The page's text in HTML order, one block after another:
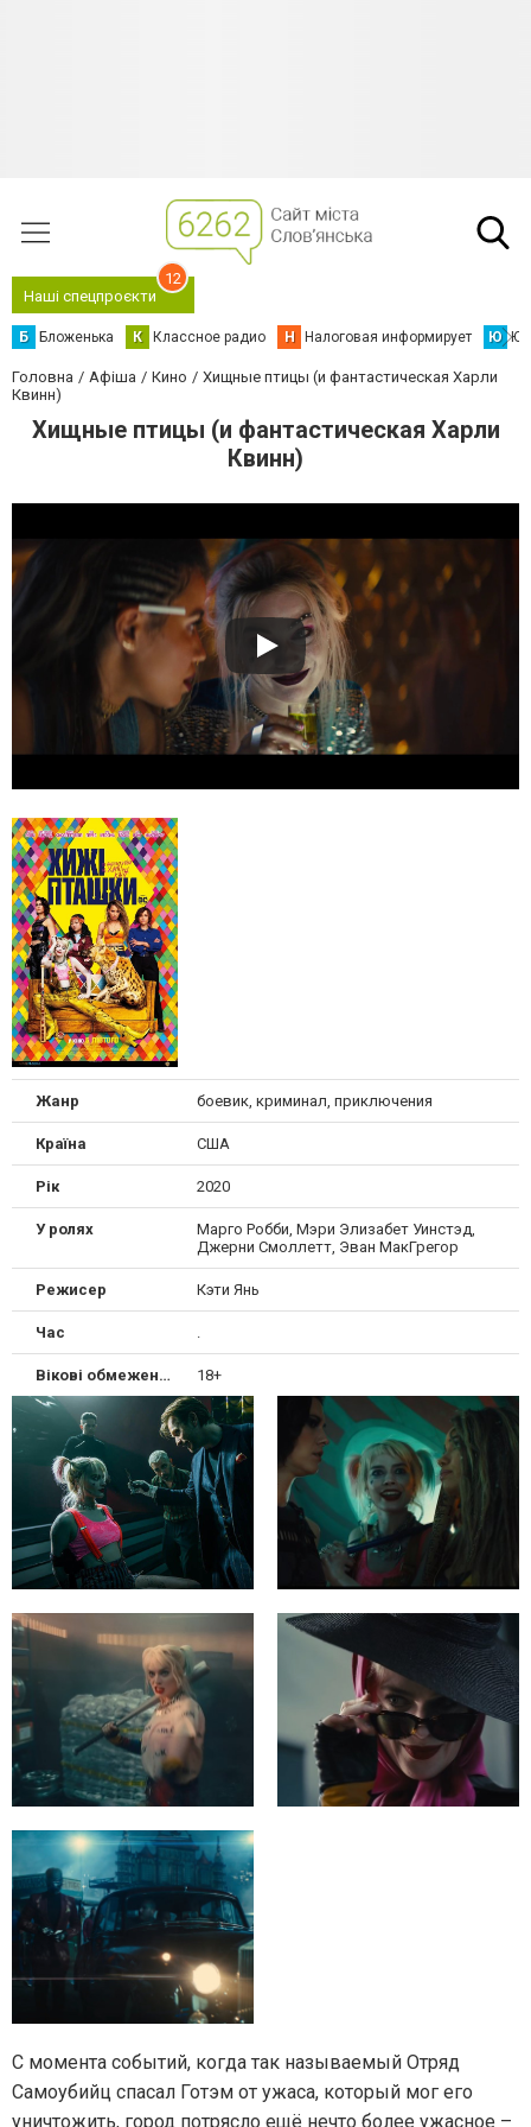
Наші спецпроєкти
12
Б Бложенька К Классное радио Н Налоговая информирует Ю
Головна Афіша Кино
Хищные птицы (и фантастическая Харли
Квинн)
Хищные птицы (и фантастическая Харли
Квинн)
Жанр боевик, криминал, приключения
Країна США
Рік 2020
У ролях
Марго Робби, Мэри Элизабет Уинстэд,
Джерни Смоллетт, Эван МакГрегор
Режисер Кэти Янь
Час
Вікові обмеження 18+
С момента событий, когда так называемый Отряд
Самоубийц спасал Готэм от ужаса, который мог его
уничтожить, город потрясло ещё нечто более ужасное –